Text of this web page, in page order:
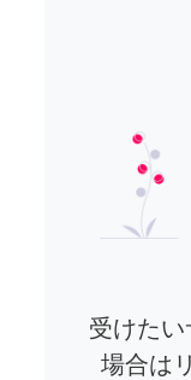
受けた
場合は